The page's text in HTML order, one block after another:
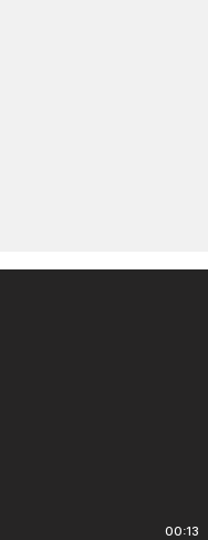
00:13